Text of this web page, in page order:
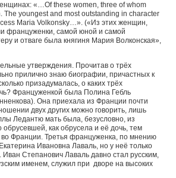
: «…Of these women, three of whom
The youngest and most outstanding in character
Maria Volkonsky…». («Из этих женщин,
француженки, самой юной и самой
и отваге была княгиня Мария Волконская»,
утверждения. Прочитав о трёх
прилично знаю биографии, причастных к
призадумалась, о каких трёх
Француженкой была Полина Гебль
Она приехала из Франции почти
двух других можно говорить, лишь
Ледантю мать была, безусловно, из
как обрусела и её дочь, тем
во Франции. Третья француженка, по мнению
Ивановна Лаваль, но у неё только
Степанович Лаваль давно стал русским,
именем, служил при дворе на высоких